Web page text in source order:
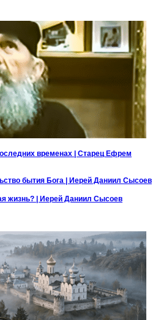
временах | Старец Ефрем
бытия Бога | Иерей Даниил Сысоев
жизнь? | Иерей Даниил Сысоев